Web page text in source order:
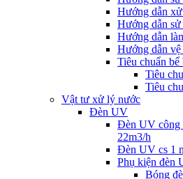
Hướng dẫn
Hướng dẫn
Hướng dẫn
Hướng dẫn vệ
Tiêu chuẩn bể
Tiêu
Tiêu
Vật tư xử lý nước
Đèn UV
Đèn UV công
22m3/h
Đèn UV cs 1
Phụ kiện đèn
Bóng